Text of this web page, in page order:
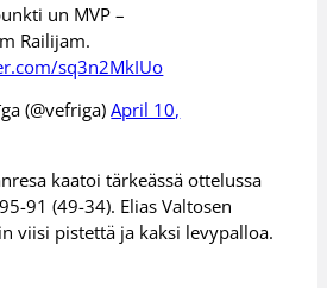
un MVP –
Railijam.
sq3n2MkIUo
(@vefriga)April 10,
kaatoi tärkeässä ottelussa
91 (49-34). Elias Valtosen
viisi pistettä ja kaksi levypalloa.